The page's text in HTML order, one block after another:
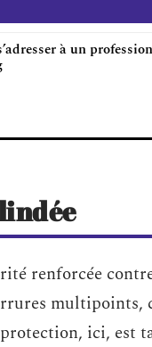
à un
renforcée
multipoints,
ici, est